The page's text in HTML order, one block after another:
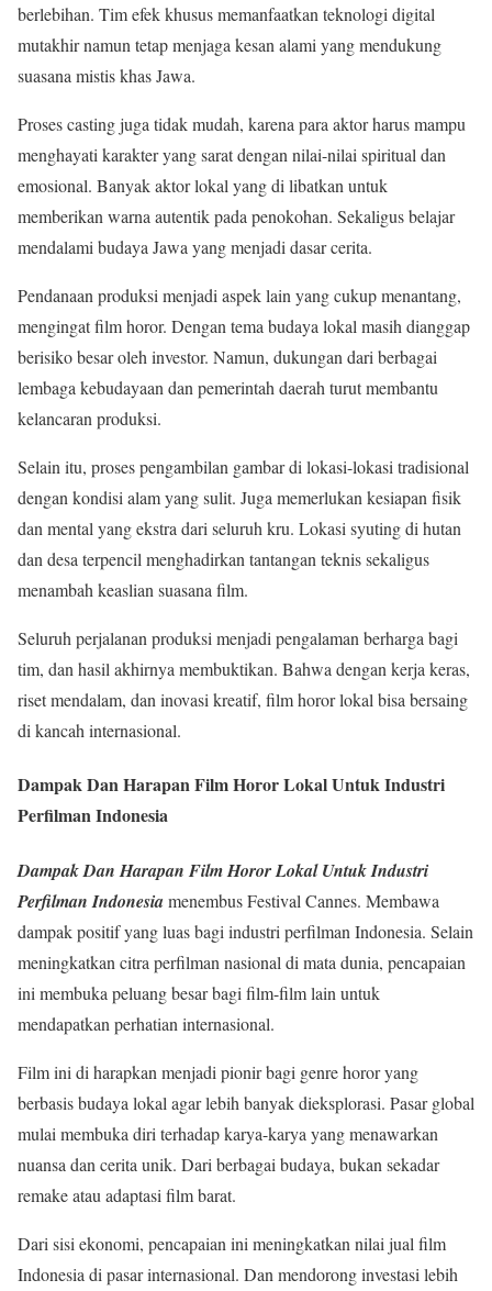
berlebihan. Tim efek khusus memanfaatkan teknologi digital
mutakhir namun tetap menjaga kesan alami yang mendukung
suasana mistis khas Jawa.
Proses casting juga tidak mudah, karena para aktor harus mampu
menghayati karakter yang sarat dengan nilai-nilai spiritual dan
emosional. Banyak aktor lokal yang di libatkan untuk
memberikan warna autentik pada penokohan. Sekaligus belajar
mendalami budaya Jawa yang menjadi dasar cerita.
Pendanaan produksi menjadi aspek lain yang cukup menantang,
mengingat film horor. Dengan tema budaya lokal masih dianggap
berisiko besar oleh investor. Namun, dukungan dari berbagai
lembaga kebudayaan dan pemerintah daerah turut membantu
kelancaran produksi.
Selain itu, proses pengambilan gambar di lokasi-lokasi tradisional
dengan kondisi alam yang sulit. Juga memerlukan kesiapan fisik
dan mental yang ekstra dari seluruh kru. Lokasi syuting di hutan
dan desa terpencil menghadirkan tantangan teknis sekaligus
menambah keaslian suasana film.
Seluruh perjalanan produksi menjadi pengalaman berharga bagi
tim, dan hasil akhirnya membuktikan. Bahwa dengan kerja keras,
riset mendalam, dan inovasi kreatif, film horor lokal bisa bersaing
di kancah internasional.
Dampak Dan Harapan Film Horor Lokal Untuk Industri
Perfilman Indonesia
Dampak Dan Harapan Film Horor Lokal Untuk Industri
Perfilman Indonesiamenembus Festival Cannes. Membawa
dampak positif yang luas bagi industri perfilman Indonesia. Selain
meningkatkan citra perfilman nasional di mata dunia, pencapaian
ini membuka peluang besar bagi film-film lain untuk
mendapatkan perhatian internasional.
Film ini di harapkan menjadi pionir bagi genre horor yang
berbasis budaya lokal agar lebih banyak dieksplorasi. Pasar global
mulai membuka diri terhadap karya-karya yang menawarkan
nuansa dan cerita unik. Dari berbagai budaya, bukan sekadar
remake atau adaptasi film barat.
Dari sisi ekonomi, pencapaian ini meningkatkan nilai jual film
Indonesia di pasar internasional. Dan mendorong investasi lebih